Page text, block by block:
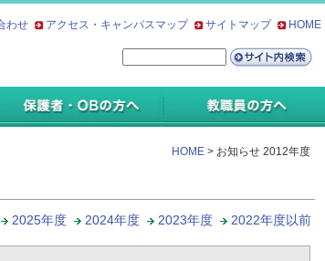
わせ アクセス・キャンパスマップ サイトマップ HOME
HOME > お知らせ 2012年度
2025年度 2024年度 2023年度 2022年度以前